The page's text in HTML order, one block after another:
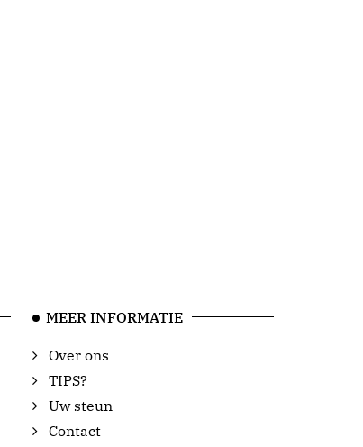
MEER INFORMATIE
Over ons
TIPS?
Uw steun
Contact